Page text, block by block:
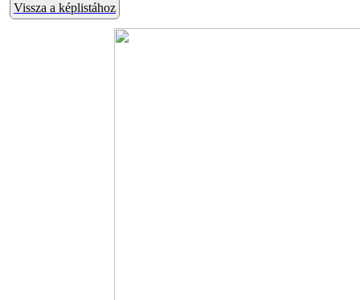
Vissza a képlistához